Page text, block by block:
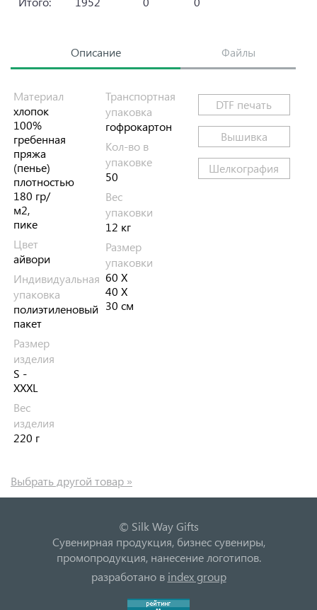
Описание Файлы
Материал
хлопок
100%
гребенная
пряжа
(пенье)
плотностью
180 гр/
м2,
пике
Цвет
айвори
Индивидуальная
упаковка
полиэтиленовый
пакет
Размер
изделия
S -
XXXL
Вес
изделия
220 г
Транспортная
упаковка
гофрокартон
Кол-во в
упаковке
50
Вес
упаковки
12 кг
Размер
упаковки
60 Х
40 Х
30 см
DTF печать
Вышивка
Шелкография
Выбрать другой товар »
© Silk Way Gifts
Сувенирная продукция, бизнес сувениры,
промопродукция, нанесение логотипов.
разработано в index group